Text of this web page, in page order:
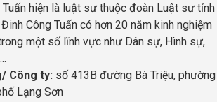
hiện là luật sư thuộc đoàn Luật sư tỉnh
Công Tuấn có hơn 20 năm kinh nghiệm
một số lĩnh vực như Dân sự, Hình sự,
Công ty: số 413B đường Bà Triệu, phường
Lạng Sơn